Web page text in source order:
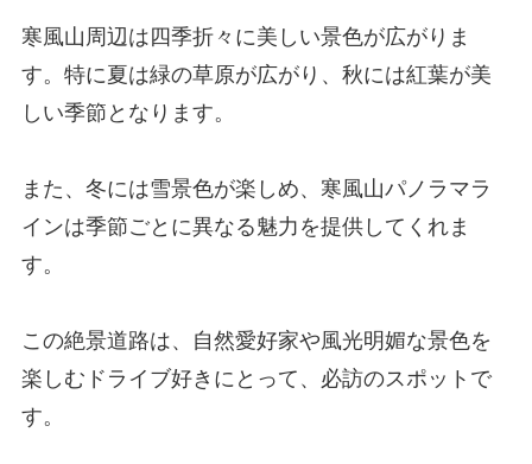
寒風山周辺は四季折々に美しい景色が広がりま
す。特に夏は緑の草原が広がり、秋には紅葉が美
しい季節となります。
また、冬には雪景色が楽しめ、寒風山パノラマラ
インは季節ごとに異なる魅力を提供してくれま
す。
この絶景道路は、自然愛好家や風光明媚な景色を
楽しむドライブ好きにとって、必訪のスポットで
す。